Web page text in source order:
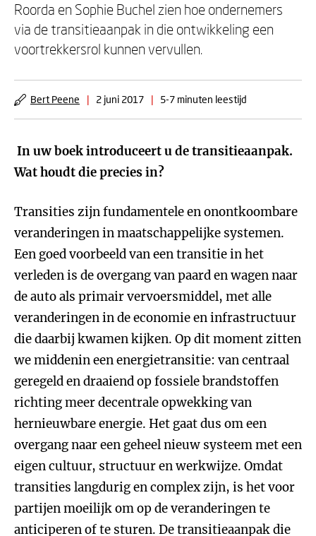
Roorda en Sophie Buchel zien hoe ondernemers
via de transitieaanpak in die ontwikkeling een
voortrekkersrol kunnen vervullen.
Bert Peene | 2 juni 2017 | 5-7 minuten leestijd
In uw boek introduceert u de transitieaanpak.
Wat houdt die precies in?
Transities zijn fundamentele en onontkoombare
veranderingen in maatschappelijke systemen.
Een goed voorbeeld van een transitie in het
verleden is de overgang van paard en wagen naar
de auto als primair vervoersmiddel, met alle
veranderingen in de economie en infrastructuur
die daarbij kwamen kijken. Op dit moment zitten
we middenin een energietransitie: van centraal
geregeld en draaiend op fossiele brandstoffen
richting meer decentrale opwekking van
hernieuwbare energie. Het gaat dus om een
overgang naar een geheel nieuw systeem met een
eigen cultuur, structuur en werkwijze. Omdat
transities langdurig en complex zijn, is het voor
partijen moeilijk om op de veranderingen te
anticiperen of te sturen. De transitieaanpak die